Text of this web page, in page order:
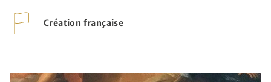
Création française